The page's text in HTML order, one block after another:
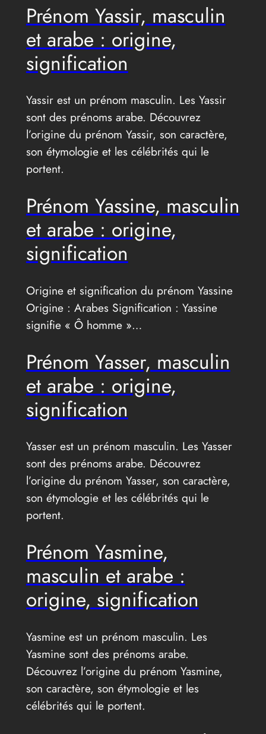
Prénom Yassir, masculin
et arabe : origine,
signification
Yassir est un prénom masculin. Les Yassir
sont des prénoms arabe. Découvrez
l’origine du prénom Yassir, son caractère,
son étymologie et les célébrités qui le
portent.
Prénom Yassine, masculin
et arabe : origine,
signification
Origine et signification du prénom Yassine
Origine : Arabes Signification : Yassine
signifie « Ô homme »…
Prénom Yasser, masculin
et arabe : origine,
signification
Yasser est un prénom masculin. Les Yasser
sont des prénoms arabe. Découvrez
l’origine du prénom Yasser, son caractère,
son étymologie et les célébrités qui le
portent.
Prénom Yasmine,
masculin et arabe :
origine, signification
Yasmine est un prénom masculin. Les
Yasmine sont des prénoms arabe.
Découvrez l’origine du prénom Yasmine,
son caractère, son étymologie et les
célébrités qui le portent.